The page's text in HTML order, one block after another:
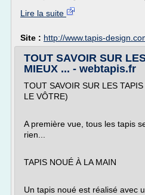
Lire la suite
Site : http://www.tapis-
TOUT SAVOIR SUR
MIEUX ... - webtapis.fr
TOUT SAVOIR SUR LES
LE VÔTRE)
A première vue, tous les tapis
rien...
TAPIS NOUÉ À LA MAIN
Un tapis noué est réalisé avec